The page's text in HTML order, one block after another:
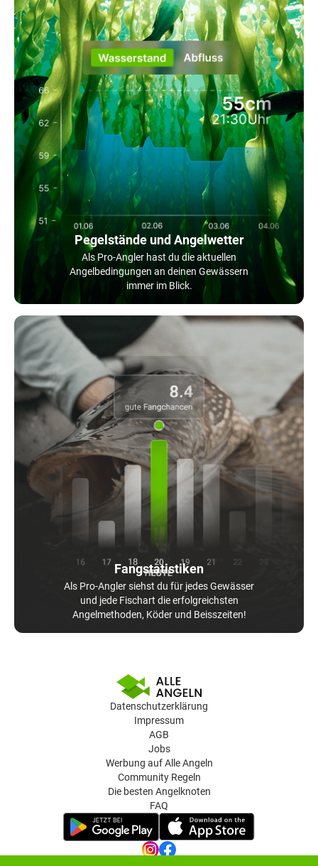
Pegelstände und Angelwetter
Als Pro-Angler hast du die aktuellen
Angelbedingungen an deinen Gewässern
immer im Blick.
Fangstatistiken
Als Pro-Angler siehst du für jedes Gewässer
und jede Fischart die erfolgreichsten
Angelmethoden, Köder und Beisszeiten!
Datenschutzerklärung
Impressum
AGB
Jobs
Werbung auf Alle Angeln
Community Regeln
Die besten Angelknoten
FAQ